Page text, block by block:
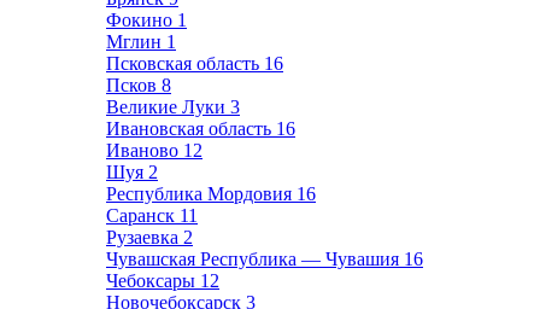
Фокино 1
Мглин 1
Псковская область 16
Псков 8
Великие Луки 3
Ивановская область 16
Иваново 12
Шуя 2
Республика Мордовия 16
Саранск 11
Рузаевка 2
Чувашская Республика — Чувашия 16
Чебоксары 12
Новочебоксарск 3